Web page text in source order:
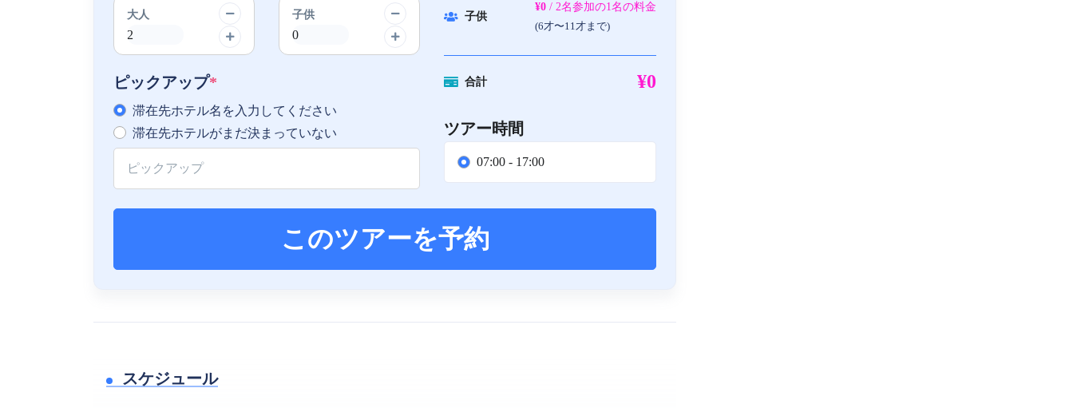
大人 子供
ピックアップ*
滞在先ホテル名を入力してください
滞在先ホテルがまだ決まっていない
子供
¥0 / 2名参加の1名の料金
(6才〜11才まで)
合計 ¥0
ツアー時間
07:00 - 17:00
このツアーを予約
スケジュール